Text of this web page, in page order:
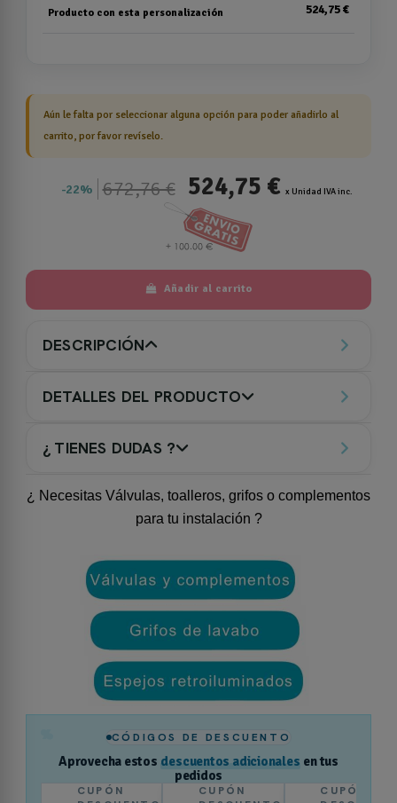
Producto con esta personalización 524,75 €
Aún le falta por seleccionar alguna opción para poder añadirlo al
carrito, por favor revíselo.
22% 672,76 € 524,75 € x Unidad IVA inc.
Añadir al carrito
DESCRIPCIÓN
DETALLES DEL PRODUCTO
¿ TIENES DUDAS ?
¿ Necesitas Válvulas, toalleros, grifos o complementos
para tu instalación ?
CÓDIGOS DE DESCUENTO
Aprovecha estos descuentos adicionales en tus
pedidos
CUPÓN
CUPÓN
CUPÓN